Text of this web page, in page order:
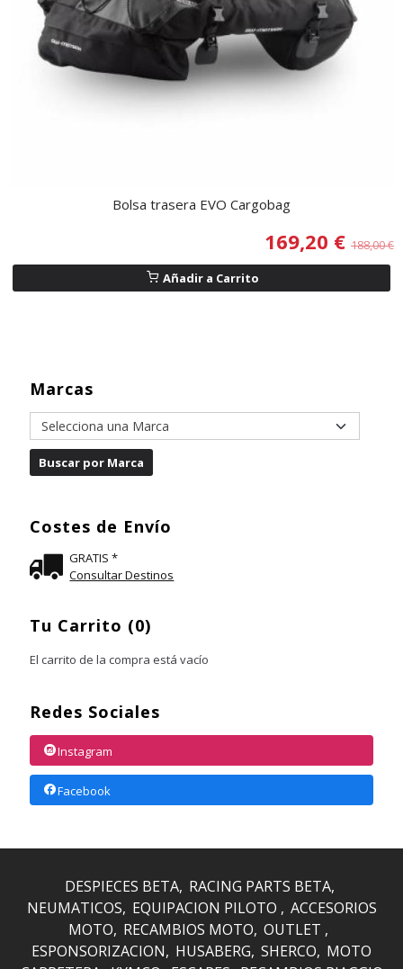
Marcas
Costes de Envío
GRATIS *
Consultar Destinos
Tu Carrito (0)
El carrito de la compra está vacío
Redes Sociales
Instagram
Facebook
Bolsa trasera EVO Cargobag
169,20 € 188,00 €
Añadir a Carrito
DESPIECES BETA RACING PARTS BETA
NEUMATICOS EQUIPACION PILOTO
ACCESORIOS
MOTO RECAMBIOS MOTO OUTLET
ESPONSORIZACION
HUSABERG SHERCO MOTO